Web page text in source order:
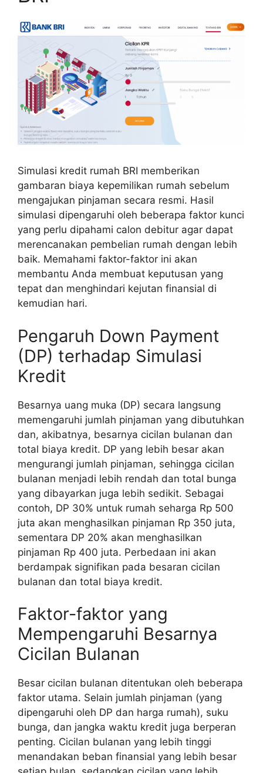
Simulasi kredit rumah BRI memberikan
gambaran biaya kepemilikan rumah sebelum
mengajukan pinjaman secara resmi. Hasil
simulasi dipengaruhi oleh beberapa faktor kunci
yang perlu dipahami calon debitur agar dapat
merencanakan pembelian rumah dengan lebih
baik. Memahami faktor-faktor ini akan
membantu Anda membuat keputusan yang
tepat dan menghindari kejutan finansial di
kemudian hari.
Pengaruh Down Payment
(DP) terhadap Simulasi
Kredit
Besarnya uang muka (DP) secara langsung
memengaruhi jumlah pinjaman yang dibutuhkan
dan, akibatnya, besarnya cicilan bulanan dan
total biaya kredit. DP yang lebih besar akan
mengurangi jumlah pinjaman, sehingga cicilan
bulanan menjadi lebih rendah dan total bunga
yang dibayarkan juga lebih sedikit. Sebagai
contoh, DP 30% untuk rumah seharga Rp 500
juta akan menghasilkan pinjaman Rp 350 juta,
sementara DP 20% akan menghasilkan
pinjaman Rp 400 juta. Perbedaan ini akan
berdampak signifikan pada besaran cicilan
bulanan dan total biaya kredit.
Faktor-faktor yang
Mempengaruhi Besarnya
Cicilan Bulanan
Besar cicilan bulanan ditentukan oleh beberapa
faktor utama. Selain jumlah pinjaman (yang
dipengaruhi oleh DP dan harga rumah), suku
bunga, dan jangka waktu kredit juga berperan
penting. Cicilan bulanan yang lebih tinggi
menandakan beban finansial yang lebih besar